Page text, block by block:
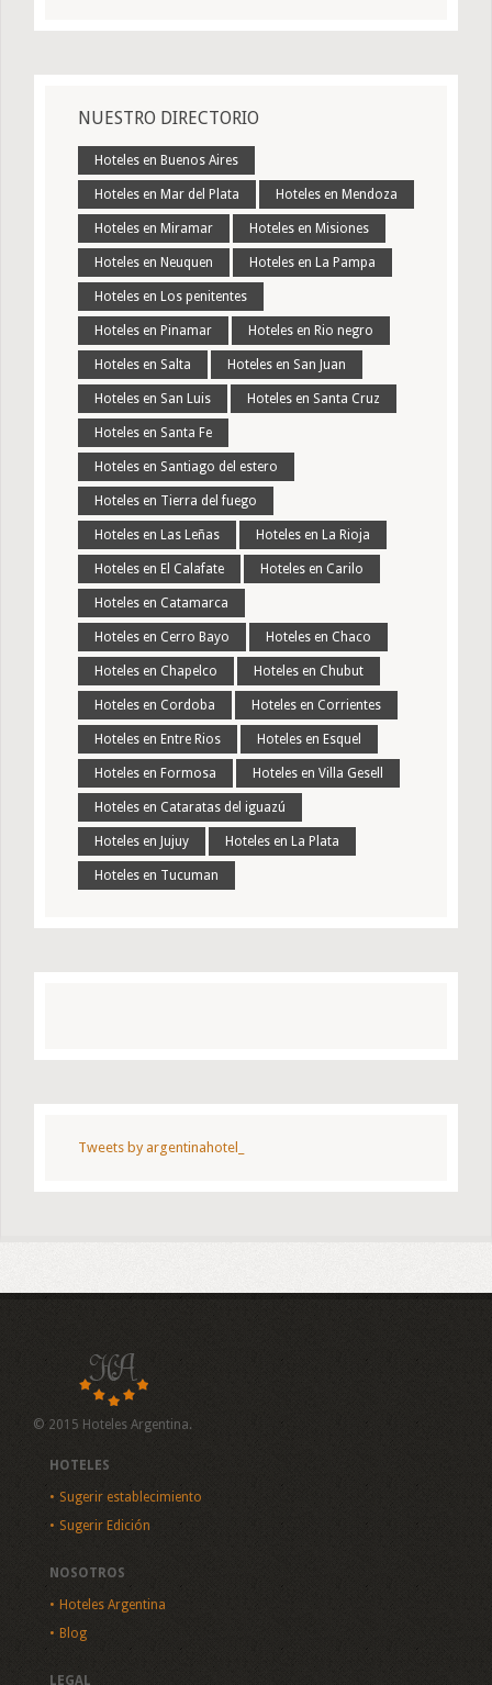
NUESTRO DIRECTORIO
Hoteles en Buenos Aires
Hoteles en Mar del Plata Hoteles en Mendoza
Hoteles en Miramar Hoteles en Misiones
Hoteles en Neuquen Hoteles en La Pampa
Hoteles en Los penitentes
Hoteles en Pinamar Hoteles en Rio negro
Hoteles en Salta Hoteles en San Juan
Hoteles en San Luis Hoteles en Santa Cruz
Hoteles en Santa Fe
Hoteles en Santiago del estero
Hoteles en Tierra del fuego
Hoteles en Las Leñas Hoteles en La Rioja
Hoteles en El Calafate Hoteles en Carilo
Hoteles en Catamarca
Hoteles en Cerro Bayo Hoteles en Chaco
Hoteles en Chapelco Hoteles en Chubut
Hoteles en Cordoba Hoteles en Corrientes
Hoteles en Entre Rios Hoteles en Esquel
Hoteles en Formosa Hoteles en Villa Gesell
Hoteles en Cataratas del iguazú
Hoteles en Jujuy Hoteles en La Plata
Hoteles en Tucuman
Tweets by argentinahotel_
© 2015 Hoteles Argentina.
HOTELES
Sugerir establecimiento
Sugerir Edición
NOSOTROS
Hoteles Argentina
Blog
LEGAL